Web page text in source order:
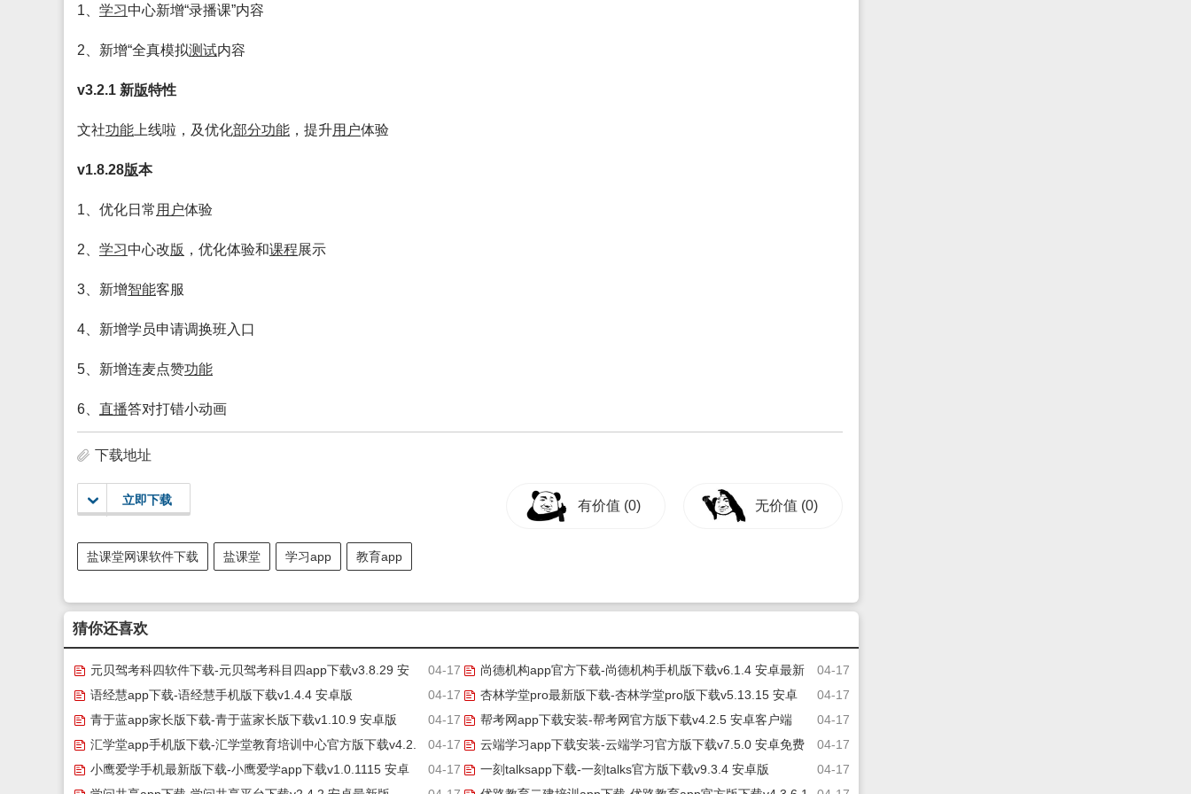
1、 学习中心新增“录播课”内容
2、新增“全真模拟测试内容
v3.2.1 新版特性
文社功能 上线啦，及优化部分功能 ，提升用户体验
v1.8.28版本
1、优化日常 用户体验
2、 学习中心改版 ，优化体验和课程展示
3、新增智能客服
4、新增学员申请调换班入口
5、新增连麦点赞功能
6、 直播答对打错小动画
下载地址
立即下载 有价值 (0) 无价值 (0)
盐课堂网课软件下载 盐课堂 学习app 教育app
猜你还喜欢
04-17
元贝驾考科四软件下载-元贝驾考科目四app下载v3.8.29 安
卓版
04-17
尚德机构app官方下载-尚德机构手机版下载v6.1.4 安卓最新
版
04-17
语经慧app下载-语经慧手机版下载v1.4.4 安卓版 04-17
杏林学堂pro最新版下载-杏林学堂pro版下载v5.13.15 安卓
版
04-17
青于蓝app家长版下载-青于蓝家长版下载v1.10.9 安卓版 04-17
帮考网app下载安装-帮考网官方版下载v4.2.5 安卓客户端
04-17
汇学堂app手机版下载-汇学堂教育培训中心官方版下载v4.2.
1 安卓版
04-17
云端学习app下载安装-云端学习官方版下载v7.5.0 安卓免费
版
04-17
小鹰爱学手机最新版下载-小鹰爱学app下载v1.0.1115 安卓
04-17
一刻talksapp下载-一刻talks官方版下载v9.3.4 安卓版